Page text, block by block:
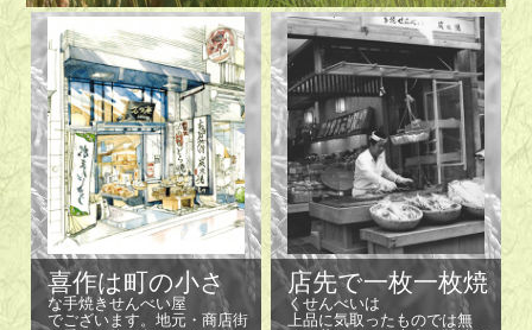
喜作は町の小さ
な手焼きせんべい屋
でございます。地元・商店街
店先で一枚一枚焼
くせんべいは
上品に気取ったものでは無